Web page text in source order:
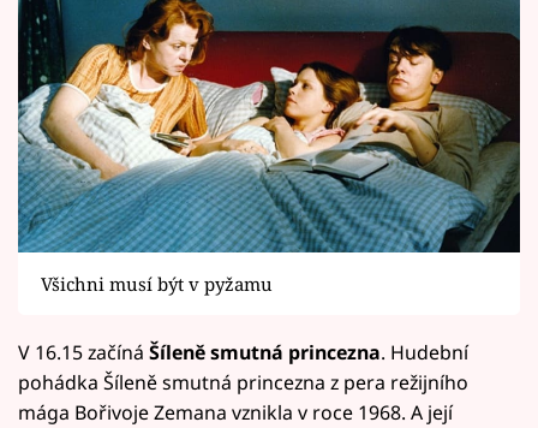
Všichni musí být v pyžamu
V 16.15 začíná Šíleně smutná princezna. Hudební
pohádka Šíleně smutná princezna z pera režijního
mága Bořivoje Zemana vznikla v roce 1968. A její